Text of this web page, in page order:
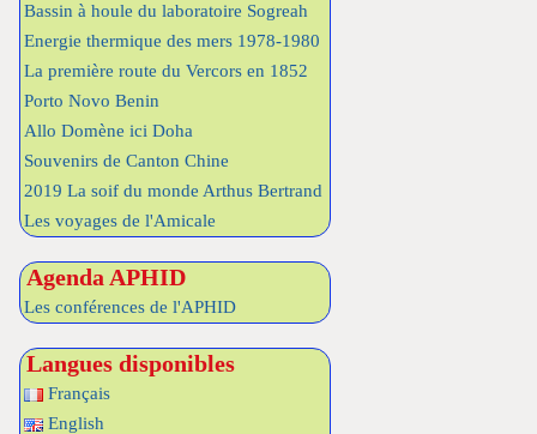
Bassin à houle du laboratoire Sogreah
Energie thermique des mers 1978-1980
La première route du Vercors en 1852
Porto Novo Benin
Allo Domène ici Doha
Souvenirs de Canton Chine
2019 La soif du monde Arthus Bertrand
Les voyages de l'Amicale
Agenda APHID
Les conférences de l'APHID
Langues disponibles
Français
English